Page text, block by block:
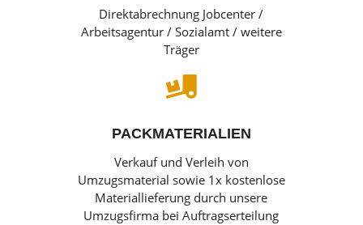
Direktabrechnung Jobcenter /
Arbeitsagentur / Sozialamt / weitere
Träger

PACKMATERIALIEN
Verkauf und Verleih von
Umzugsmaterial sowie 1x kostenlose
Materiallieferung durch unsere
Umzugsfirma bei Auftragserteilung